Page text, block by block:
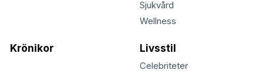
Sjukvård
Wellness
Krönikor Livsstil
Celebriteter